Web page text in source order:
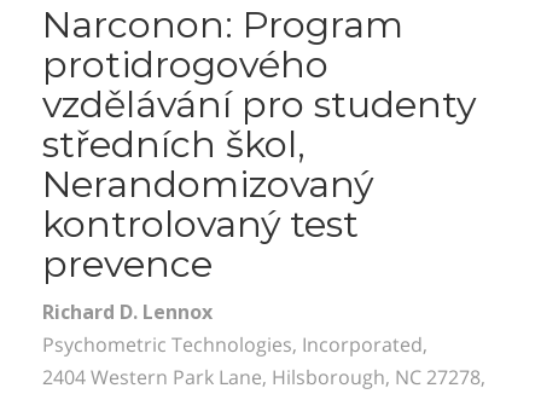
Norsk
Portuguès
Svenska
繁體中文 (Chinese)
Ukrainian
Narconon: Program
protidrogového
vzdělávání pro studenty
středních škol,
Nerandomizovaný
kontrolovaný test
prevence
Richard D. Lennox
Psychometric Technologies, Incorporated,
2404 Western Park Lane, Hilsborough, NC 27278,